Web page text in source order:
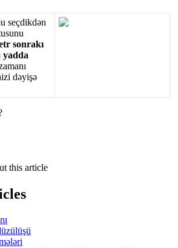
seçdikdən
sonrakı
yadda
ı
dəyişə
this article